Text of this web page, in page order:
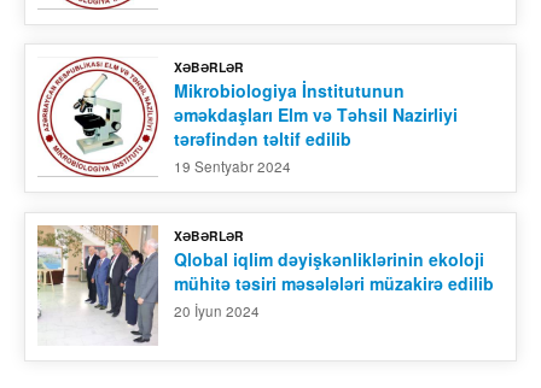
XƏBƏRLƏR
Mikrobiologiya İnstitutunun
əməkdaşları Elm və Təhsil Nazirliyi
tərəfindən təltif edilib
19 Sentyabr 2024
XƏBƏRLƏR
Qlobal iqlim dəyişkənliklərinin ekoloji
mühitə təsiri məsələləri müzakirə edilib
20 İyun 2024